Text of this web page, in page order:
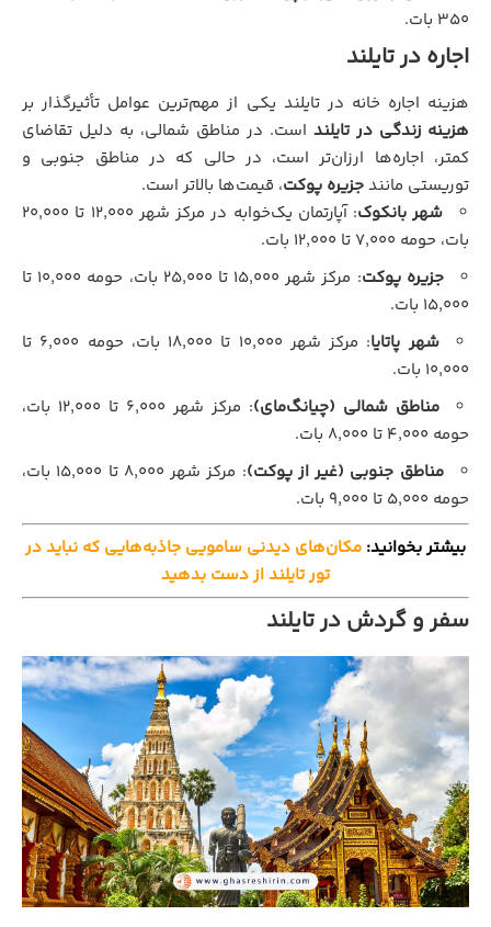
۳۵۰ بات.
اجاره در تایلند
هزینه اجاره خانه در تایلند یکی از مهم‌ترین عوامل تأثیرگذار بر
هزینه زندگی در تایلند است. در مناطق شمالی، به دلیل تقاضای
کمتر، اجاره‌ها ارزان‌تر است، در حالی که در مناطق جنوبی و
توریستی مانندجزیره پوکت، قیمت‌ها بالاتر است.
شهر بانکوک
: آپارتمان یک‌خوابه در مرکز شهر ۱۲,۰۰۰ تا ۲۰,۰۰۰
بات، حومه ۷,۰۰۰ تا ۱۲,۰۰۰ بات.
جزیره پوکت
: مرکز شهر ۱۵,۰۰۰ تا ۲۵,۰۰۰ بات، حومه ۱۰,۰۰۰ تا
۱۵,۰۰۰ بات.
شهر پاتایا
: مرکز شهر ۱۰,۰۰۰ تا ۱۸,۰۰۰ بات، حومه ۶,۰۰۰ تا
۱۰,۰۰۰ بات.
مناطق شمالی (چیانگ‌مای)
: مرکز شهر ۶,۰۰۰ تا ۱۲,۰۰۰ بات،
حومه ۴,۰۰۰ تا ۸,۰۰۰ بات.
مناطق جنوبی (غیر از پوکت)
: مرکز شهر ۸,۰۰۰ تا ۱۵,۰۰۰ بات،
حومه ۵,۰۰۰ تا ۹,۰۰۰ بات.
بیشتر بخوانید: مکان‌های دیدنی سامویی جاذبه‌هایی که نباید در
تور تایلند از دست بدهید
سفر و گردش در تایلند